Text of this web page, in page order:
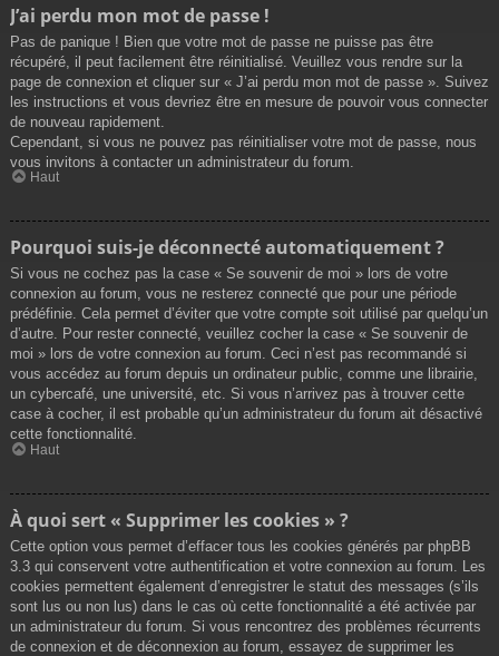
J’ai perdu mon mot de passe !
Pas de panique ! Bien que votre mot de passe ne puisse pas être
récupéré, il peut facilement être réinitialisé. Veuillez vous rendre sur la
page de connexion et cliquer sur « J’ai perdu mon mot de passe ». Suivez
les instructions et vous devriez être en mesure de pouvoir vous connecter
de nouveau rapidement.
Cependant, si vous ne pouvez pas réinitialiser votre mot de passe, nous
vous invitons à contacter un administrateur du forum.
Haut
Pourquoi suis-je déconnecté automatiquement ?
Si vous ne cochez pas la case « Se souvenir de moi » lors de votre
connexion au forum, vous ne resterez connecté que pour une période
prédéfinie. Cela permet d’éviter que votre compte soit utilisé par quelqu’un
d’autre. Pour rester connecté, veuillez cocher la case « Se souvenir de
moi » lors de votre connexion au forum. Ceci n’est pas recommandé si
vous accédez au forum depuis un ordinateur public, comme une librairie,
un cybercafé, une université, etc. Si vous n’arrivez pas à trouver cette
case à cocher, il est probable qu’un administrateur du forum ait désactivé
cette fonctionnalité.
Haut
À quoi sert « Supprimer les cookies » ?
Cette option vous permet d’effacer tous les cookies générés par phpBB
3.3 qui conservent votre authentification et votre connexion au forum. Les
cookies permettent également d’enregistrer le statut des messages (s’ils
sont lus ou non lus) dans le cas où cette fonctionnalité a été activée par
un administrateur du forum. Si vous rencontrez des problèmes récurrents
de connexion et de déconnexion au forum, essayez de supprimer les